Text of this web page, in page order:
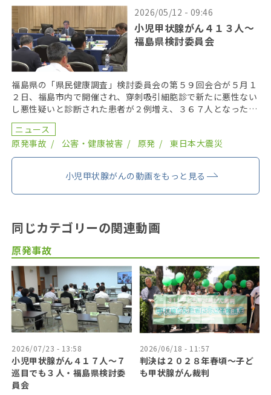
2026/05/12 - 09:46
小児甲状腺がん４１３人〜
福島県検討委員会
福島県の「県民健康調査」検討委員会の第５９回会合が５月１
２日、福島市内で開催され、穿刺吸引細胞診で新たに悪性ない
し悪性疑いと診断された患者が２例増え、３６７人となった。
２０１９年までにがん登録で把握された集計外の患者４７ […]
ニュース
原発事故
公害・健康被害 原発 東日本大震災
小児甲状腺がんの動画をもっと見る
同じカテゴリーの関連動画
原発事故
2026/07/23 - 13:58
小児甲状腺がん４１７人〜７
巡目でも３人・福島県検討委
員会
2026/06/18 - 11:57
判決は２０２８年春頃〜子ど
も甲状腺がん裁判